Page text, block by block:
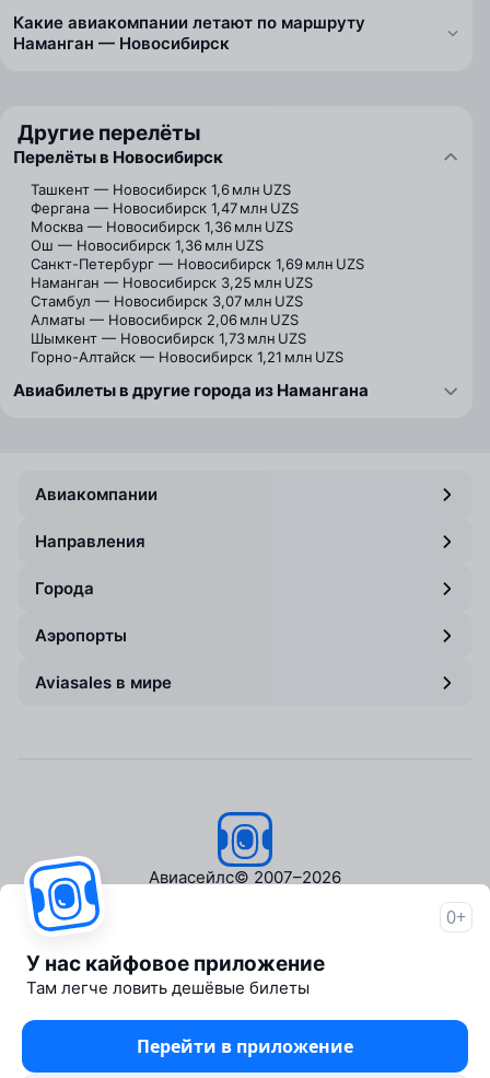
Какие авиакомпании летают по маршруту
Наманган — Новосибирск
Другие перелёты
Перелёты в Новосибирск
Ташкент — Новосибирск 1,6 млн UZS
Фергана — Новосибирск 1,47 млн UZS
Москва — Новосибирск 1,36 млн UZS
Ош — Новосибирск 1,36 млн UZS
Санкт-Петербург — Новосибирск 1,69 млн UZS
Наманган — Новосибирск 3,25 млн UZS
Стамбул — Новосибирск 3,07 млн UZS
Алматы — Новосибирск 2,06 млн UZS
Шымкент — Новосибирск 1,73 млн UZS
Горно-Алтайск — Новосибирск 1,21 млн UZS
Авиабилеты в другие города из Намангана
Авиакомпании
Направления
Города
Аэропорты
Aviasales в мире
Авиасейлс© 2007–2026
Пресс‑центр
Travelpayouts
Партнёрская программа
Медиа Yo'lovchi
Трэвел‑медиа Aviasales.uz
0+
У нас кайфовое приложение
Там легче ловить дешёвые билеты
Перейти в приложение